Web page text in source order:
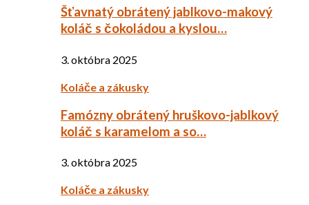
Šťavnatý obrátený jablkovo-makový
koláč s čokoládou a kyslou…
3. októbra 2025
Koláče a zákusky
Famózny obrátený hruškovo-jablkový
koláč s karamelom a so…
3. októbra 2025
Koláče a zákusky